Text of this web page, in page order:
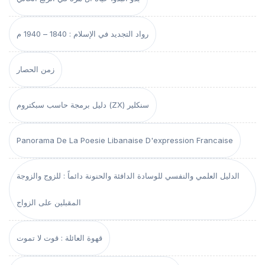
رواد التجديد في الإسلام : 1840 – 1940 م
زمن الحصار
دليل برمجة حاسب سبكتروم (ZX) سنكلير
Panorama De La Poesie Libanaise D'expression Francaise
الدليل العلمي والنفسي للوسادة الدافئة والحنونة دائماً : للزوج والزوجة
المقبلين على الزواج
قهوة العائلة : قوت لا تموت